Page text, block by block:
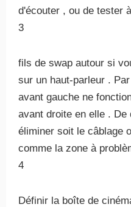
d'écouter , ou de tester
3
fils de swap autour si
sur un haut-parleur .
avant gauche ne
avant droite en elle .
éliminer soit le câblage
comme la zone à
4
Définir la boîte de